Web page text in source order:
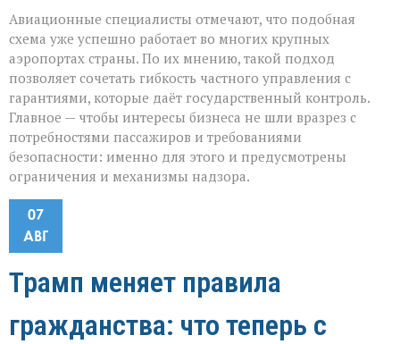
Авиационные специалисты отмечают, что подобная
схема уже успешно работает во многих крупных
аэропортах страны. По их мнению, такой подход
позволяет сочетать гибкость частного управления с
гарантиями, которые даёт государственный контроль.
Главное — чтобы интересы бизнеса не шли вразрез с
потребностями пассажиров и требованиями
безопасности: именно для этого и предусмотрены
ограничения и механизмы надзора.
07
АВГ
Трамп меняет правила
гражданства: что теперь с